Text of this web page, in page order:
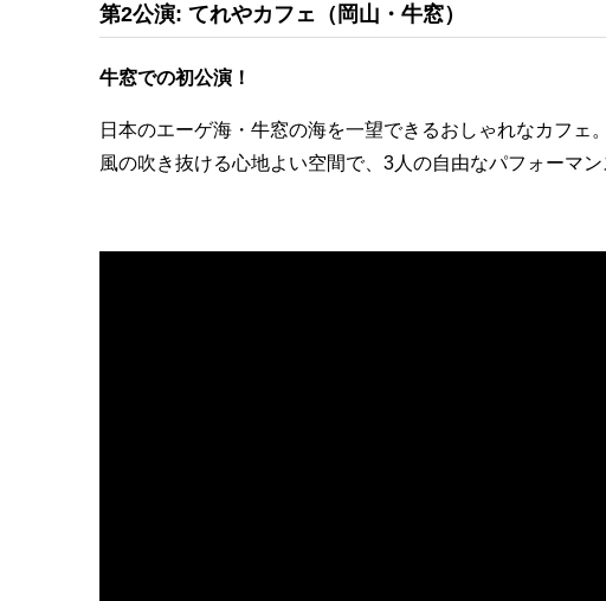
第2公演: てれやカフェ（岡山・牛窓）
牛窓での初公演！
日本のエーゲ海・牛窓の海を一望できるおしゃれなカフェ。
風の吹き抜ける心地よい空間で、3人の自由なパフォーマン